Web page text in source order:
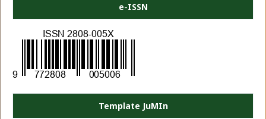
e-ISSN
Template JuMIn